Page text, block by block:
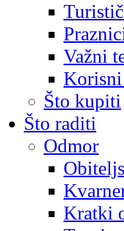
Važni
Što kupiti
Što raditi
Odmor
Kratki